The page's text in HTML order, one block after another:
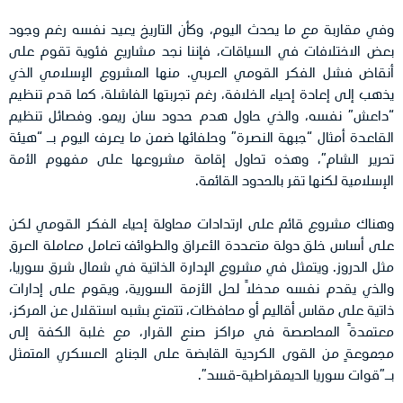
وفي مقاربة مع ما يحدث اليوم، وكأن التاريخ يعيد نفسه رغم وجود
بعض الاختلافات في السياقات، فإننا نجد مشاريع فئوية تقوم على
أنقاض فشل الفكر القومي العربي. منها المشروع الإسلامي الذي
يذهب إلى إعادة إحياء الخلافة، رغم تجربتها الفاشلة، كما قدم تنظيم
“داعش” نفسه، والذي حاول هدم حدود سان ريمو. وفصائل تنظيم
القاعدة أمثال “جبهة النصرة” وحلفائها ضمن ما يعرف اليوم بـ “هيئة
تحرير الشام”، وهذه تحاول إقامة مشروعها على مفهوم الأمة
الإسلامية لكنها تقر بالحدود القائمة.
وهناك مشروع قائم على ارتدادات محاولة إحياء الفكر القومي لكن
على أساس خلق دولة متعددة الأعراق والطوائف تعامل معاملة العرق
مثل الدروز. ويتمثل في مشروع الإدارة الذاتية في شمال شرق سوريا،
والذي يقدم نفسه مدخلاً لحل الأزمة السورية، ويقوم على إدارات
ذاتية على مقاس أقاليم أو محافظات، تتمتع بشبه استقلال عن المركز،
معتمدةً المحاصصة في مراكز صنع القرار، مع غلبة الكفة إلى
مجموعةٍ من القوى الكردية القابضة على الجناح العسكري المتمثل
بـ”قوات سوريا الديمقراطية-قسد”.